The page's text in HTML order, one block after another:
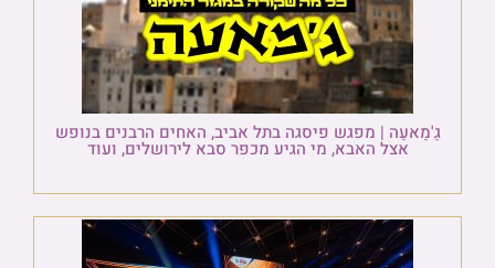
גַ'מַאעַה | מפגש פיסגה בתל אביב, האחים הרבנים בנופש
אצל האבא, מי הגיע מכפר סבא לירושלים, ועוד